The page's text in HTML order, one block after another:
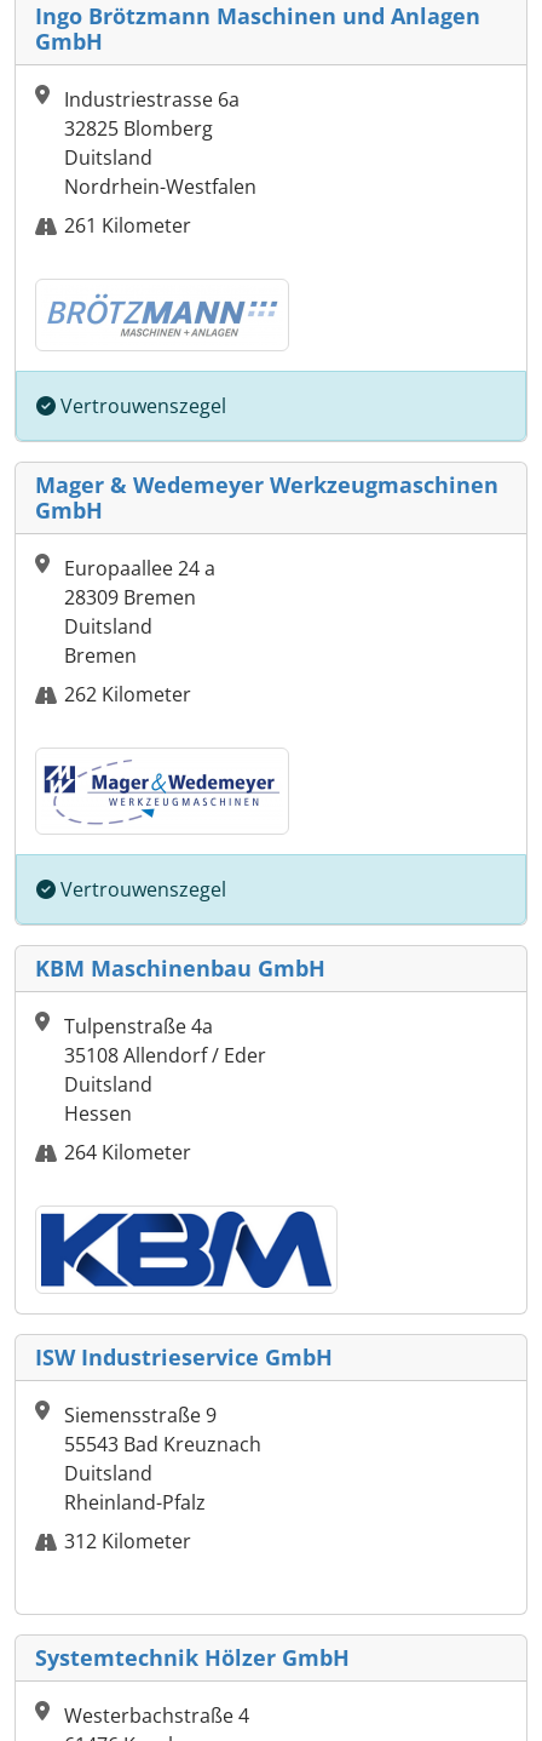
Ingo Brötzmann Maschinen und Anlagen
GmbH
Industriestrasse 6a
32825 Blomberg
Duitsland
Nordrhein-Westfalen
261 Kilometer
Vertrouwenszegel
Mager & Wedemeyer Werkzeugmaschinen
GmbH
Europaallee 24 a
28309 Bremen
Duitsland
Bremen
262 Kilometer
Vertrouwenszegel
KBM Maschinenbau GmbH
Tulpenstraße 4a
35108 Allendorf / Eder
Duitsland
Hessen
264 Kilometer
ISW Industrieservice GmbH
Siemensstraße 9
55543 Bad Kreuznach
Duitsland
Rheinland-Pfalz
312 Kilometer
Systemtechnik Hölzer GmbH
Westerbachstraße 4